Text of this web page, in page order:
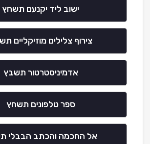
ישוב ליד יקנעם תשחץ
צירוף צלילים מוזיקליים
אדמיניסטרטור תשבץ
ספר טלפונים תשחץ
אל החכמה והכתב הבבלי